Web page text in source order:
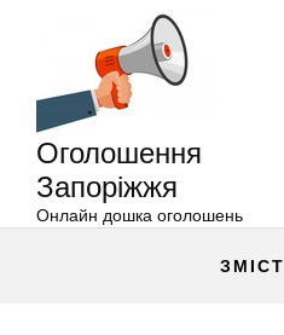
Оголошення
Запоріжжя
Онлайн дошка оголошень
ЗМІСТ